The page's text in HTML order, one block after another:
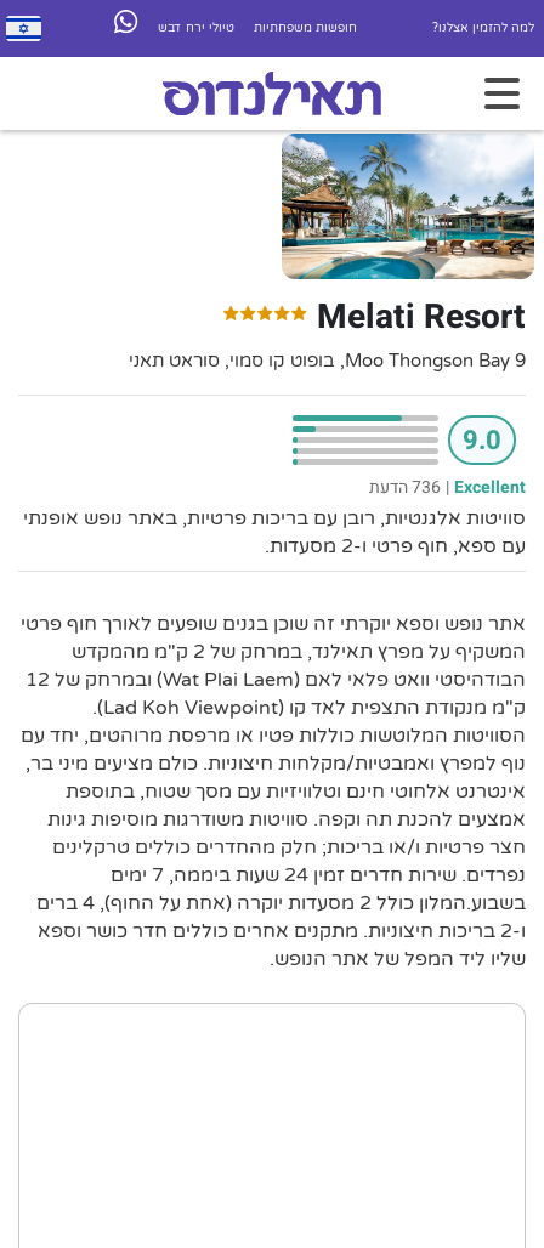
למה להזמין אצלנו? חופשות משפחתיות טיולי ירח דבש
Melati Resort
9 Moo Thongson Bay, בופוט קו סמוי, סוראט תאני
9.0
Excellent
| 736 הדעת
סוויטות אלגנטיות, רובן עם בריכות פרטיות, באתר נופש אופנתי
עם ספא, חוף פרטי ו-2 מסעדות.
אתר נופש וספא יוקרתי זה שוכן בגנים שופעים לאורך חוף פרטי
המשקיף על מפרץ תאילנד, במרחק של 2 ק"מ מהמקדש
הבודהיסטי וואט פלאי לאם (Wat Plai Laem) ובמרחק של 12
ק"מ מנקודת התצפית לאד קו (Lad Koh Viewpoint).
הסוויטות המלוטשות כוללות פטיו או מרפסת מרוהטים, יחד עם
נוף למפרץ ואמבטיות/מקלחות חיצוניות. כולם מציעים מיני בר,
אינטרנט אלחוטי חינם וטלוויזיות עם מסך שטוח, בתוספת
אמצעים להכנת תה וקפה. סוויטות משודרגות מוסיפות גינות
חצר פרטיות ו/או בריכות; חלק מהחדרים כוללים טרקלינים
נפרדים. שירות חדרים זמין 24 שעות ביממה, 7 ימים
בשבוע.המלון כולל 2 מסעדות יוקרה (אחת על החוף), 4 ברים
ו-2 בריכות חיצוניות. מתקנים אחרים כוללים חדר כושר וספא
שליו ליד המפל של אתר הנופש.